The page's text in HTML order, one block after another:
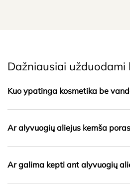
Dažniausiai užduodami
Kuo ypatinga kosmetika be
Ar alyvuogių aliejus kemša
Ar galima kepti ant alyvuogių